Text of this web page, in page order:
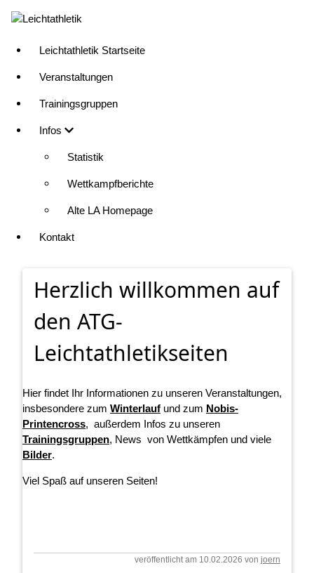
zum
LA Leichtathletik Startseite
Veranstaltungen
Trainingsgruppen
Infos
Statistik
Wettkampfberichte
Alte LA Homepage
Kontakt
Herzlich willkommen auf
den ATG-
Leichtathletikseiten
Hier findet Ihr Informationen zu unseren Veranstaltungen,
insbesondere zum Winterlauf und zum Nobis-
Printencross, außerdem Infos zu unseren
Trainingsgruppen, News von Wettkämpfen und viele
Bilder.
Viel Spaß auf unseren Seiten!
veröffentlicht am 10.02.2026 von joern